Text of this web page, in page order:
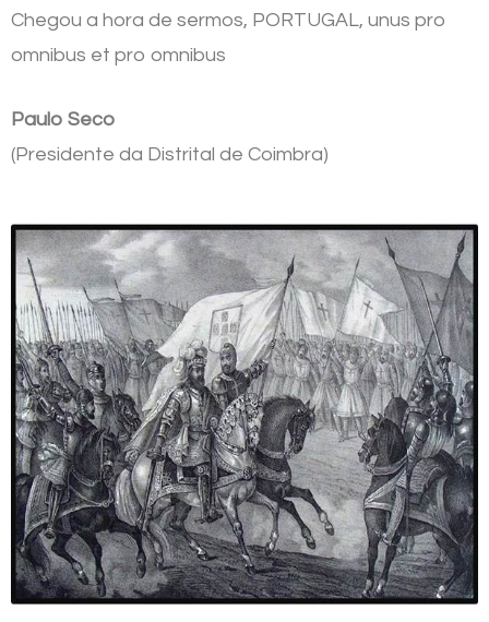
Chegou a hora de sermos, PORTUGAL, unus pro
omnibus et pro omnibus
Paulo Seco
(Presidente da Distrital de Coimbra)